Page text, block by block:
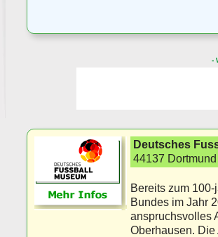
-
Deutsches
44137
Bereits zum
Bundes im Jahr
anspruchsvolles
Oberhausen. Die